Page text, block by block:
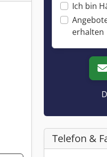
Ich bin
erhalten
Telefon &